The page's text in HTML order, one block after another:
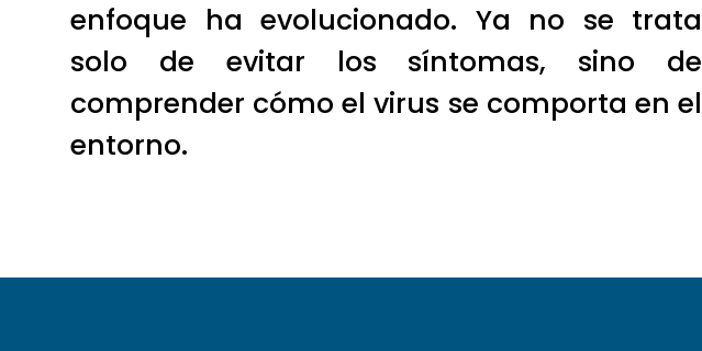
enfoque ha evolucionado. Ya no se trata
solo de evitar los síntomas, sino de
comprender cómo el virus se comporta en el
entorno.